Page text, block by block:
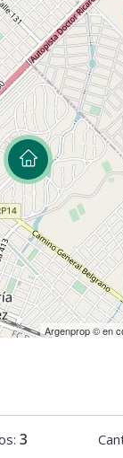
vestidor
jacuzzi y
+
parque
alta categoría
Argenprop © en
3